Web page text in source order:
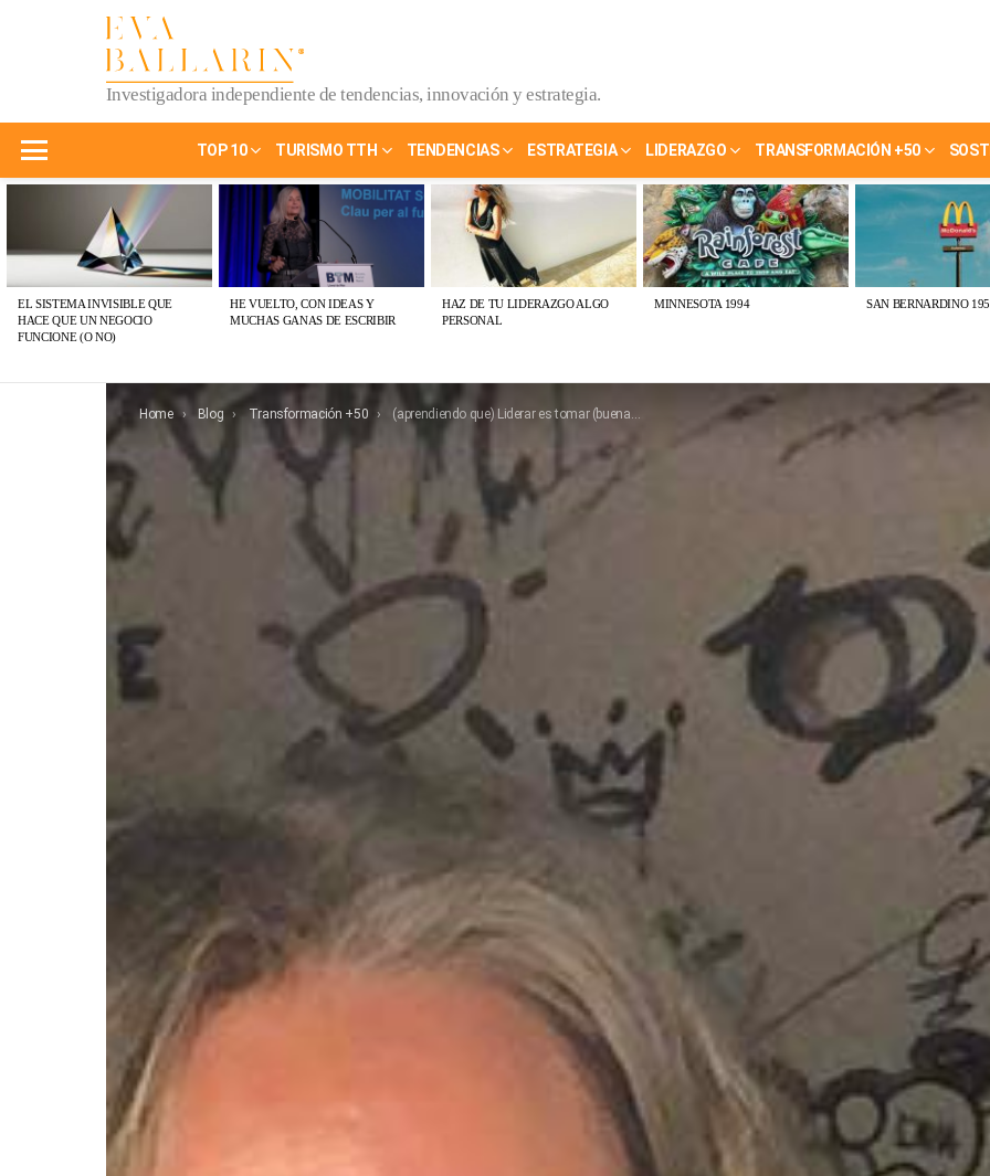
Investigadora independiente de tendencias, innovación y estrategia.
TOP 10 TURISMO TTH TENDENCIAS ESTRATEGIA LIDERAZGO TRANSFORMACIÓN +50
PUBLICACIONES
EL SISTEMA INVISIBLE QUE
HACE QUE UN NEGOCIO
FUNCIONE (O NO)
HE VUELTO, CON IDEAS Y
MUCHAS GANAS DE ESCRIBIR
HAZ DE TU LIDERAZGO ALGO
PERSONAL
MINNESOTA 1994 SAN BERNARDINO
You are here:
Home Blog Transformación +50 (aprendiendo que) Liderar es tomar (buenas) decisiones. Gracias LEAD Stanford